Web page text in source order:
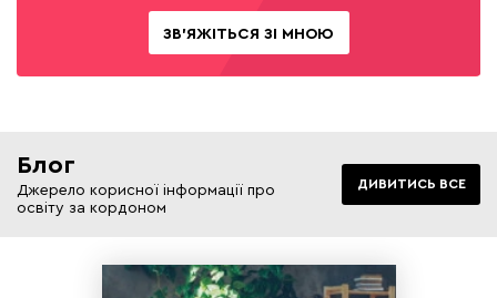
ЗВ'ЯЖІТЬСЯ ЗІ МНОЮ
Блог
Джерело корисної інформації про
освіту за кордоном
ДИВИТИСЬ ВСЕ